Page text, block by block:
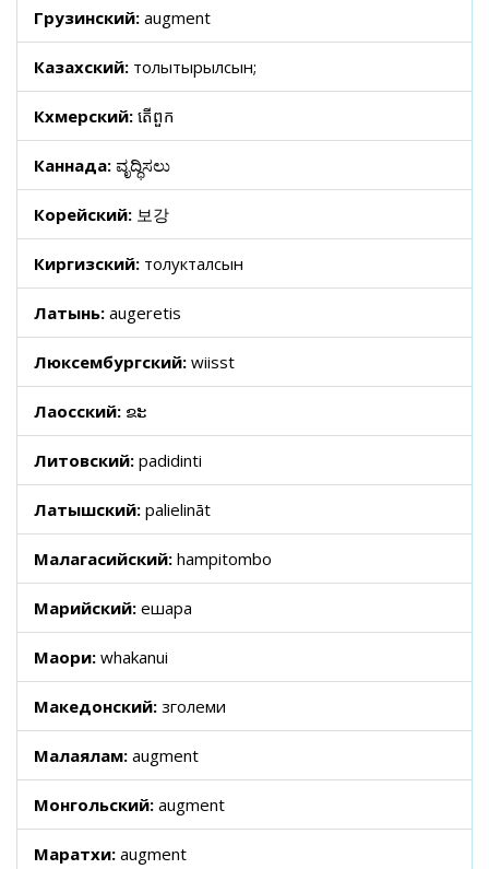
Грузинский: augment
Казахский: толықтырылсын;
Кхмерский: តើពួក
Каннада: ವೃದ್ಧಿಸಲು
Корейский: 보강
Киргизский: толукталсын
Латынь: augeretis
Люксембургский: wiisst
Лаосский: ຂະ
Литовский: padidinti
Латышский: palielināt
Малагасийский: hampitombo
Марийский: ешара
Маори: whakanui
Македонский: зголеми
Малаялам: augment
Монгольский: augment
Маратхи: augment